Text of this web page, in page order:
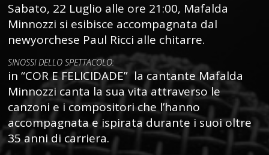
Sabato, 22 Luglio alle ore 21:00, Mafalda
Minnozzi si esibisce accompagnata dal
newyorchese Paul Ricci alle chitarre.
SINOSSI DELLO SPETTACOLO:
in “COR E FELICIDADE” la cantante Mafalda
Minnozzi canta la sua vita attraverso le
canzoni e i compositori che l’hanno
accompagnata e ispirata durante i suoi oltre
35 anni di carriera.